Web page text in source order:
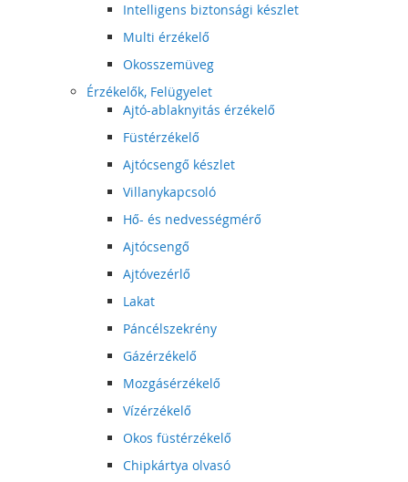
Intelligens biztonsági készlet
Multi érzékelő
Okosszemüveg
Érzékelők, Felügyelet
Ajtó-ablaknyitás érzékelő
Füstérzékelő
Ajtócsengő készlet
Villanykapcsoló
Hő- és nedvességmérő
Ajtócsengő
Ajtóvezérlő
Lakat
Páncélszekrény
Gázérzékelő
Mozgásérzékelő
Vízérzékelő
Okos füstérzékelő
Chipkártya olvasó